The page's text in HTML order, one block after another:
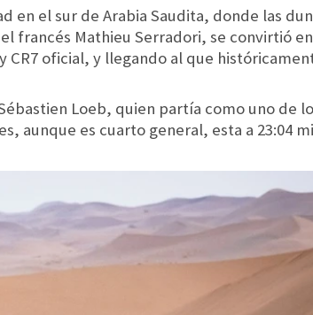
en el sur de Arabia Saudita, donde las
francés Mathieu Serradori, se convirtió
oficial, y llegando al que
Loeb, quien partía como uno de
aunque es cuarto general, esta a 23:04